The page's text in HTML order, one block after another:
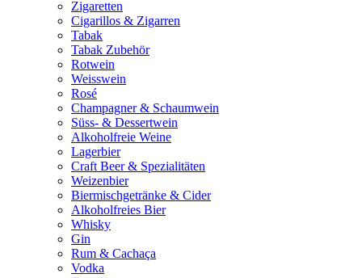
Zigaretten
Cigarillos & Zigarren
Tabak
Tabak Zubehör
Rotwein
Weisswein
Rosé
Champagner & Schaumwein
Süss- & Dessertwein
Alkoholfreie Weine
Lagerbier
Craft Beer & Spezialitäten
Weizenbier
Biermischgetränke & Cider
Alkoholfreies Bier
Whisky
Gin
Rum & Cachaça
Vodka